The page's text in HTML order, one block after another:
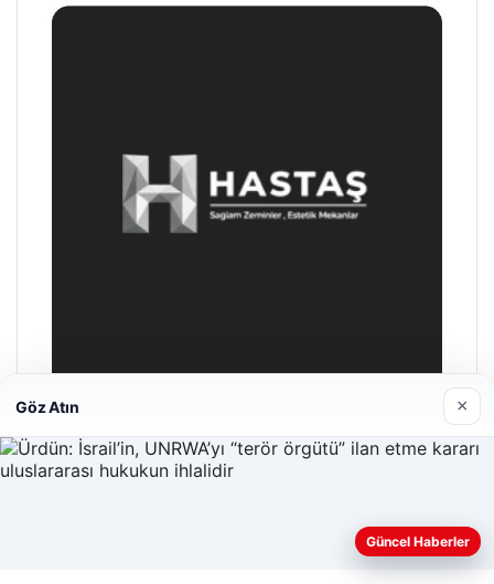
Prenses Night Club
Nisan 29, 2026
Web sitemizi nasıl kullandığınızı daha iyi anlayabilmek,
Göz Atın ×
Güncel Haberler